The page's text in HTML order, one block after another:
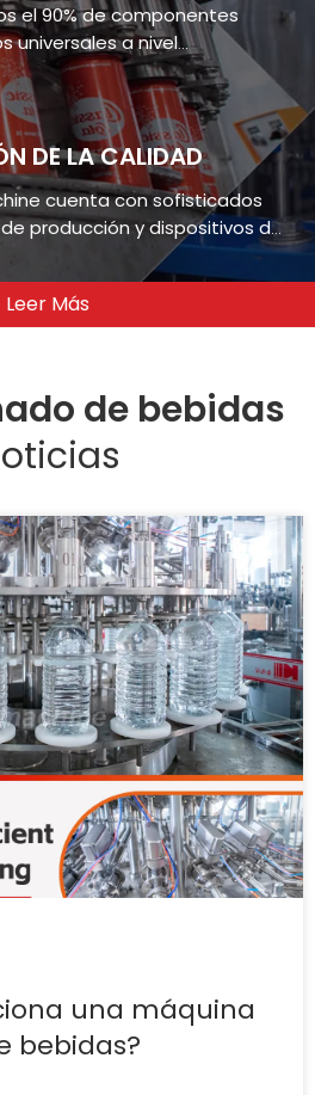
el 90% de componentes
universales a nivel
para facilitar el
de nuestros clientes.
DE LA CALIDAD
cuenta con sofisticados
producción y dispositivos de
procesar piezas y
Leer Más
de bebidas
una máquina
bebidas?